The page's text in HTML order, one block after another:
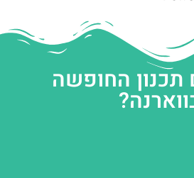
תכנון החופשה